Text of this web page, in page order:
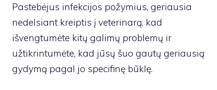
Pastebėjus infekcijos požymius, geriausia
nedelsiant kreiptis į veterinarą, kad
išvengtumėte kitų galimų problemų ir
užtikrintumėte, kad jūsų šuo gautų geriausią
gydymą pagal jo specifinę būklę.